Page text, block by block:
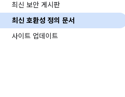
최신 보안 게시판
최신 호환성 정의 문서
사이트 업데이트